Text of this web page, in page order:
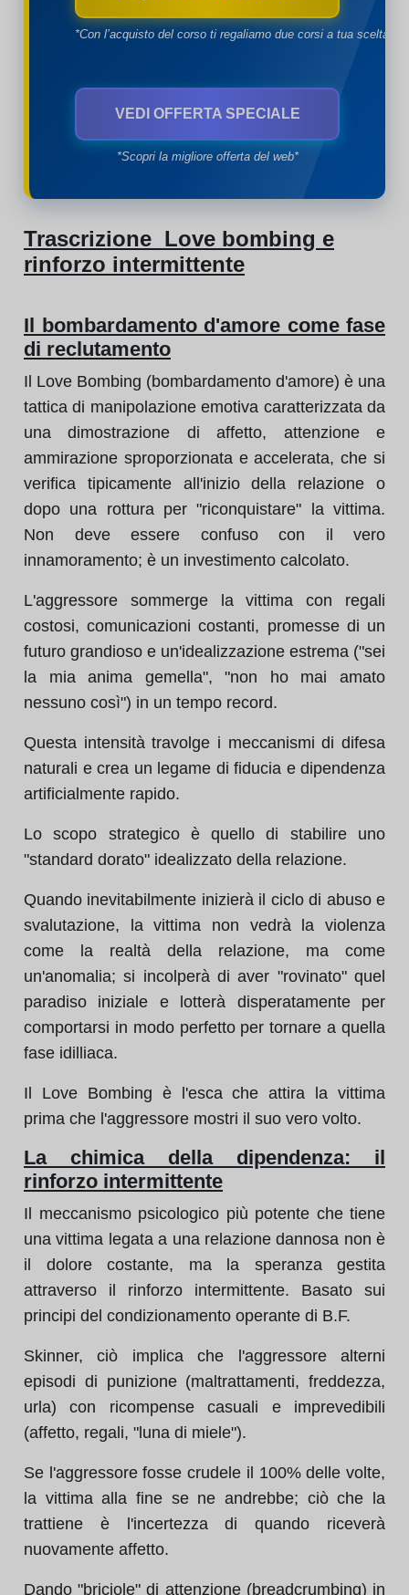
*Con l’acquisto del corso ti regaliamo due corsi a tua scelta*
VEDI OFFERTA SPECIALE
*Scopri la migliore offerta del web*
Trascrizione Love bombing e
rinforzo intermittente
Il bombardamento d'amore come fase
di reclutamento
Il Love Bombing (bombardamento d'amore) è una
tattica di manipolazione emotiva caratterizzata da
una dimostrazione di affetto, attenzione e
ammirazione sproporzionata e accelerata, che si
verifica tipicamente all'inizio della relazione o
dopo una rottura per "riconquistare" la vittima.
Non deve essere confuso con il vero
innamoramento; è un investimento calcolato.
L'aggressore sommerge la vittima con regali
costosi, comunicazioni costanti, promesse di un
futuro grandioso e un'idealizzazione estrema ("sei
la mia anima gemella", "non ho mai amato
nessuno così") in un tempo record.
Questa intensità travolge i meccanismi di difesa
naturali e crea un legame di fiducia e dipendenza
artificialmente rapido.
Lo scopo strategico è quello di stabilire uno
"standard dorato" idealizzato della relazione.
Quando inevitabilmente inizierà il ciclo di abuso e
svalutazione, la vittima non vedrà la violenza
come la realtà della relazione, ma come
un'anomalia; si incolperà di aver "rovinato" quel
paradiso iniziale e lotterà disperatamente per
comportarsi in modo perfetto per tornare a quella
fase idilliaca.
Il Love Bombing è l'esca che attira la vittima
prima che l'aggressore mostri il suo vero volto.
La chimica della dipendenza: il
rinforzo intermittente
Il meccanismo psicologico più potente che tiene
una vittima legata a una relazione dannosa non è
il dolore costante, ma la speranza gestita
attraverso il rinforzo intermittente. Basato sui
principi del condizionamento operante di B.F.
Skinner, ciò implica che l'aggressore alterni
episodi di punizione (maltrattamenti, freddezza,
urla) con ricompense casuali e imprevedibili
(affetto, regali, "luna di miele").
Se l'aggressore fosse crudele il 100% delle volte,
la vittima alla fine se ne andrebbe; ciò che la
trattiene è l'incertezza di quando riceverà
nuovamente affetto.
Dando "briciole" di attenzione (breadcrumbing) in